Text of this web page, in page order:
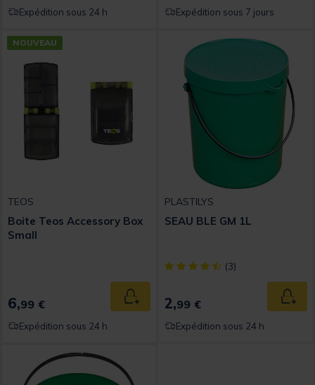
Expédition sous 24 h Expédition sous 7 jours
NOUVEAU
TEOS
Boite Teos Accessory Box
Small
6,99 € Ajouter au panier
Expédition sous 24 h
PLASTILYS
SEAU BLE GM 1L
[object Object] out of 5
(3)
2,99 €
Expédition sous 24 h